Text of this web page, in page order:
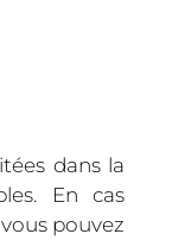
dans la
En cas
pouvez